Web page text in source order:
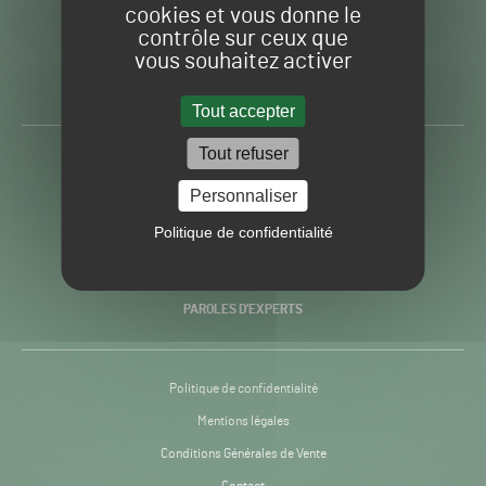
cookies et vous donne le
contrôle sur ceux que
vous souhaitez activer
Tout accepter
Tout refuser
Personnaliser
Politique de confidentialité
Gazon
Sport
H24
-
Toute l’info autour du
PRATIQUES
PAROLES D’EXPERTS
Politique de confidentialité
Mentions légales
Conditions Générales de Vente